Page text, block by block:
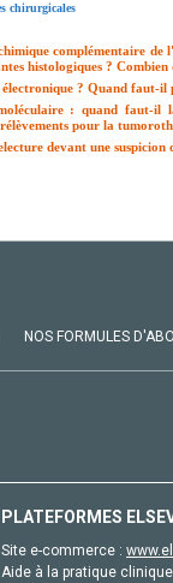
chirurgicales
complémentaire de
histologiques ?
? Quand faut-il
: quand faut-il
pour la
devant une
NOS FORMULES
PLATEFORMES
Site e-commerce :
Aide à la pratique